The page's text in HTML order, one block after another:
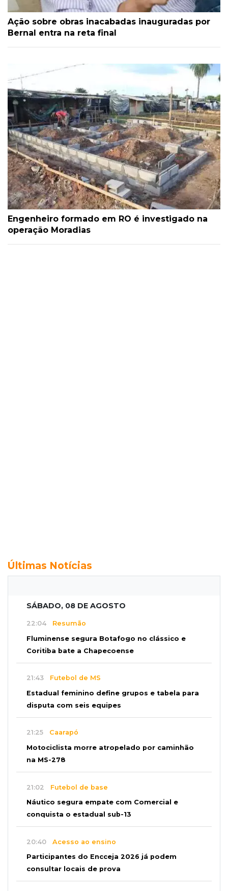
Ação sobre obras inacabadas inauguradas por
Bernal entra na reta final
Engenheiro formado em RO é investigado na
operação Moradias
Últimas Notícias
SÁBADO, 08 DE AGOSTO
22:04 Resumão
Fluminense segura Botafogo no clássico e
Coritiba bate a Chapecoense
21:43 Futebol de MS
Estadual feminino define grupos e tabela para
disputa com seis equipes
21:25 Caarapó
Motociclista morre atropelado por caminhão
na MS-278
21:02 Futebol de base
Náutico segura empate com Comercial e
conquista o estadual sub-13
20:40 Acesso ao ensino
Participantes do Encceja 2026 já podem
consultar locais de prova